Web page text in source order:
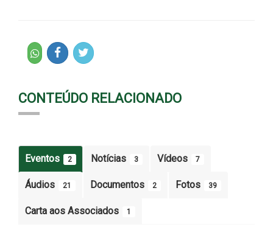
CONTEÚDO RELACIONADO
Eventos 2 Notícias 3 Vídeos 7
Áudios 21 Documentos 2 Fotos 39
Carta aos Associados 1